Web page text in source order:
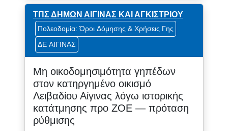
ΤΠΣ ΔΗΜΩΝ ΑΙΓΙΝΑΣ ΚΑΙ ΑΓΚΙΣΤΡΙΟΥ
Πολεοδομία: Όροι Δόμησης & Χρήσεις Γης
ΔΕ ΑΙΓΙΝΑΣ
Μη οικοδομησιμότητα γηπέδων
στον κατηργημένο οικισμό
Λειβαδίου Αίγινας λόγω ιστορικής
κατάτμησης προ ΖΟΕ — πρόταση
ρύθμισης